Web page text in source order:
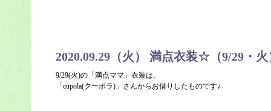
2020.09.29（火） 満点衣装☆（9/29・火
9/29(火)の「満点ママ」衣装は、
「cupola(クーポラ)」さんからお借りしたものです♪